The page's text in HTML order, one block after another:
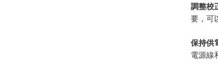
調整校
要，可
保持供
電源線